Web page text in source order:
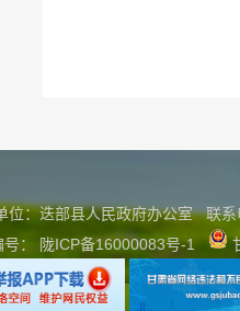
位：迭部县人民政府办公室联系
： 陇ICP备16000083号-1